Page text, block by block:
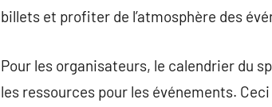
billets et profiter de l’atmosphère des
Pour les organisateurs, le calendrier du
les ressources pour les événements.